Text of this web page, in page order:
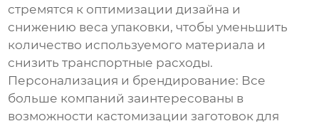
стремятся к оптимизации дизайна и
снижению веса упаковки, чтобы уменьшить
количество используемого материала и
снизить транспортные расходы.
Персонализация и брендирование: Все
больше компаний заинтересованы в
возможности кастомизации заготовок для